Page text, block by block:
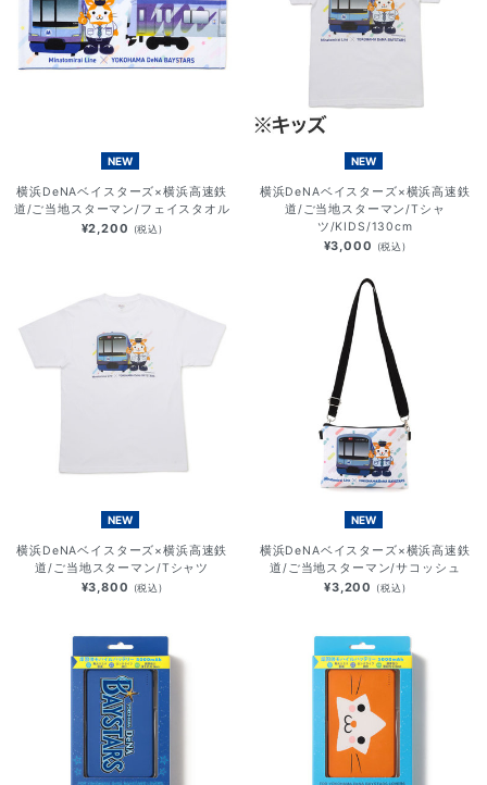
NEW
横浜DeNAベイスターズ×横浜高速鉄
道/ご当地スターマン/フェイスタオル
¥2,200 (税込)
NEW
横浜DeNAベイスターズ×横浜高速鉄
道/ご当地スターマン/Tシャ
ツ/KIDS/130cm
¥3,000 (税込)
NEW
横浜DeNAベイスターズ×横浜高速鉄
道/ご当地スターマン/Tシャツ
¥3,800 (税込)
NEW
横浜DeNAベイスターズ×横浜高速鉄
道/ご当地スターマン/サコッシュ
¥3,200 (税込)